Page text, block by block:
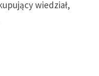
wiedział,